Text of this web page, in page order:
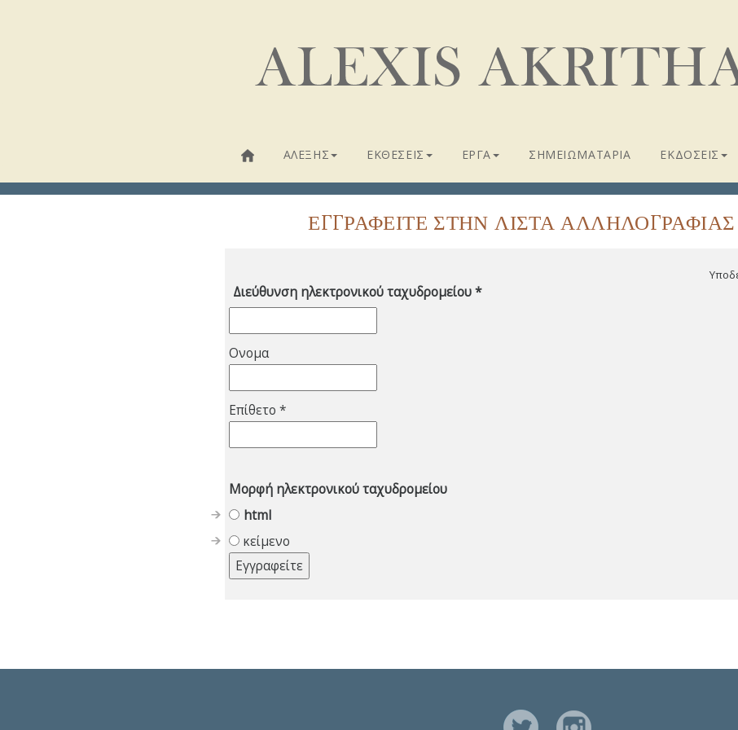
AΛΕΞΗΣ ΕΚΘΈΣΕΙΣ ΈΡΓΑ ΣΗΜΕΙΩΜΑΤΆΡΙΑ ΕΚΔΌΣΕΙΣ
ΕΓΓΡΑΦΕΙΤΕ ΣΤΗΝ ΛΙΣΤΑ
Διεύθυνση ηλεκτρονικού ταχυδρομείου*
Ονομα
Επίθετο *
Μορφή ηλεκτρονικού ταχυδρομείου
html
κείμενο